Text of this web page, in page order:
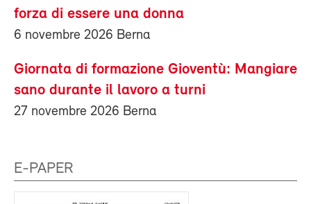
forza di essere una donna
6 novembre 2026 Berna
Giornata di formazione Gioventù: Mangiare
sano durante il lavoro a turni
27 novembre 2026 Berna
E-PAPER